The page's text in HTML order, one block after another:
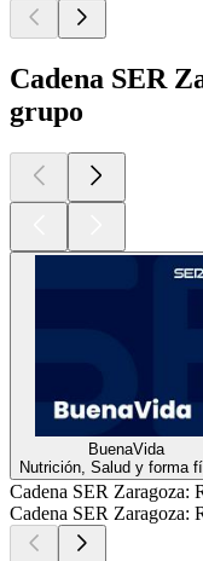
Cadena SER
grupo
BuenaVida
Nutrición, Salud y forma
Cadena SER Zaragoza:
Cadena SER Zaragoza: